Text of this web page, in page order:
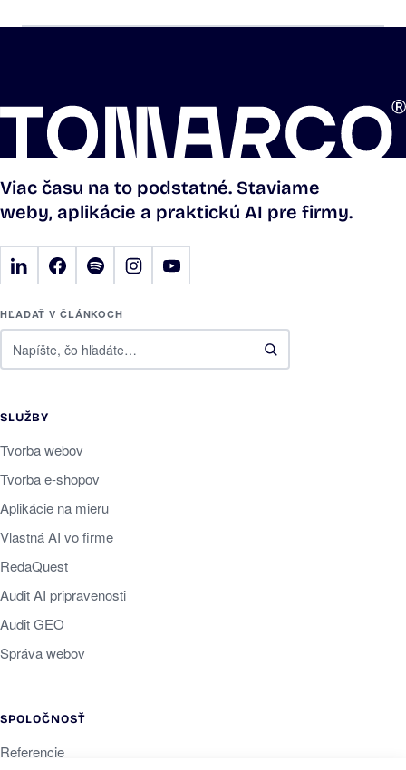
Viac času na to podstatné. Staviame
weby, aplikácie a praktickú AI pre firmy.
HĽADAŤ V ČLÁNKOCH
SLUŽBY
Tvorba webov
Tvorba e-shopov
Aplikácie na mieru
Vlastná AI vo firme
RedaQuest
Audit AI pripravenosti
Audit GEO
Správa webov
SPOLOČNOSŤ
Referencie